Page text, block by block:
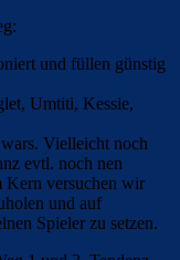
und füllen günstig
Umtiti, Kessie,
Vielleicht noch
evtl. noch nen
Kern versuchen wir
und auf
Spieler zu setzen.